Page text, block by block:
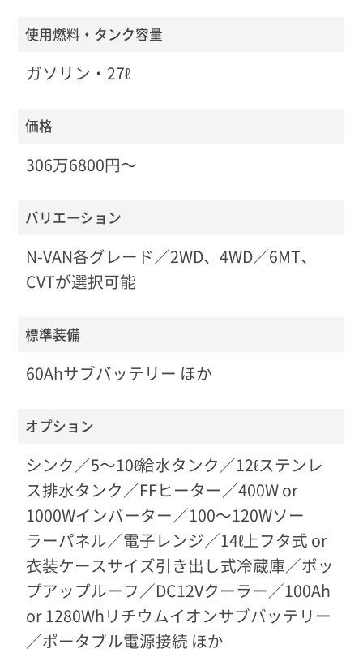
使用燃料・タンク容量
ガソリン・27ℓ
価格
306万6800円〜
バリエーション
N-VAN各グレード／2WD、4WD／6MT、
CVTが選択可能
標準装備
60Ahサブバッテリー ほか
オプション
シンク／5〜10ℓ給水タンク／12ℓステンレ
ス排水タンク／FFヒーター／400W or
1000Wインバーター／100〜120Wソー
ラーパネル／電子レンジ／14ℓ上フタ式 or
衣装ケースサイズ引き出し式冷蔵庫／ポッ
プアップルーフ／DC12Vクーラー／100Ah
or 1280Whリチウムイオンサブバッテリー
／ポータブル電源接続 ほか